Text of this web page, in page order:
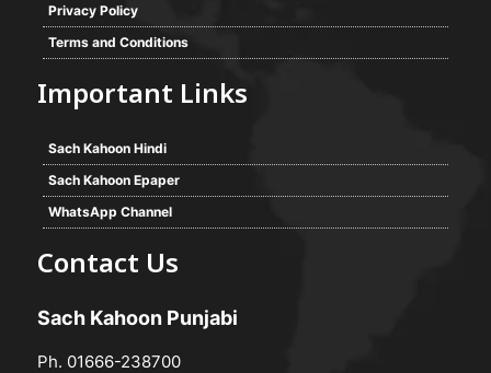
Privacy Policy
Terms and Conditions
Important Links
Sach Kahoon Hindi
Sach Kahoon Epaper
WhatsApp Channel
Contact Us
Sach Kahoon Punjabi
Ph. 01666-238700